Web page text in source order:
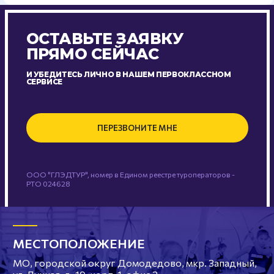
ОСТАВЬТЕ ЗАЯВКУ
ПРЯМО СЕЙЧАС
И УБЕДИТЕСЬ ЛИЧНО В НАШЕМ ПЕРВОКЛАССНОМ
СЕРВИСЕ
ПЕРЕЗВОНИТЕ МНЕ
ООО "ГЛЭДТУР", номер в Едином реестре туроператоров -
РТО 024628
МЕСТОПОЛОЖЕНИЕ
МО, городской округ Домодедово, мкр. Западный,